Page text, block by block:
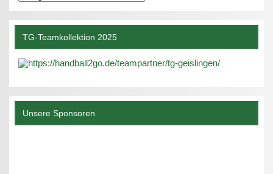
TG-Teamkollektion 2025
Unsere Sponsoren